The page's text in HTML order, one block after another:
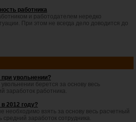
работника
и работодателем нередко
При этом не всегда дело доводится до
при увольнении?
берется за основу весь
заработок работника.
2012 году?
необходимо взять за основу весь расчетный
заработок сотрудника.